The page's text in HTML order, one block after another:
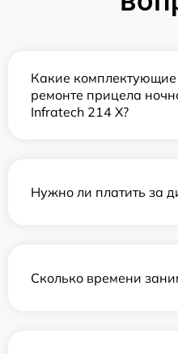
Какие
ремонте прицела
Infratech 214 Х?
Нужно ли платить за
Сколько времени